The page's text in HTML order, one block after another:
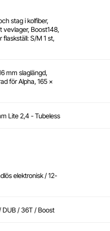
stag i kolfiber,
vevlager, Boost148,
flaskställ: S/M 1 st,
mm slaglängd,
för Alpha, 165 x
Lite 2,4 - Tubeless
elektronisk / 12-
DUB / 36T / Boost